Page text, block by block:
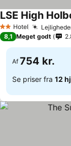
2 Stjerner
Hotel
LSE High
8,1 Meget godt
Af 754 kr.
Se priser fra 12